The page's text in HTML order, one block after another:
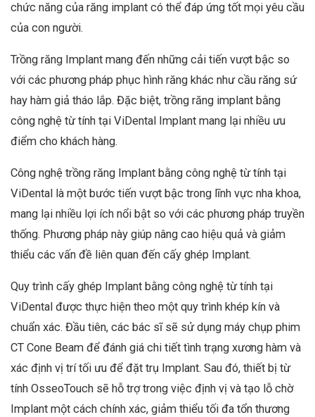
chức năng của răng implant có thể đáp ứng tốt mọi yêu cầu
của con người.
Trồng răng Implant mang đến những cải tiến vượt bậc so
với các phương pháp phục hình răng khác như cầu răng sứ
hay hàm giả tháo lắp. Đặc biệt, trồng răng implant bằng
công nghệ từ tính tại ViDental Implant mang lại nhiều ưu
điểm cho khách hàng.
Công nghệ trồng răng Implant bằng công nghệ từ tính tại
ViDental là một bước tiến vượt bậc trong lĩnh vực nha khoa,
mang lại nhiều lợi ích nổi bật so với các phương pháp truyền
thống. Phương pháp này giúp nâng cao hiệu quả và giảm
thiểu các vấn đề liên quan đến cấy ghép Implant.
Quy trình cấy ghép Implant bằng công nghệ từ tính tại
ViDental được thực hiện theo một quy trình khép kín và
chuẩn xác. Đầu tiên, các bác sĩ sẽ sử dụng máy chụp phim
CT Cone Beam để đánh giá chi tiết tình trạng xương hàm và
xác định vị trí tối ưu để đặt trụ Implant. Sau đó, thiết bị từ
tính OsseoTouch sẽ hỗ trợ trong việc định vị và tạo lỗ chờ
Implant một cách chính xác, giảm thiểu tối đa tổn thương